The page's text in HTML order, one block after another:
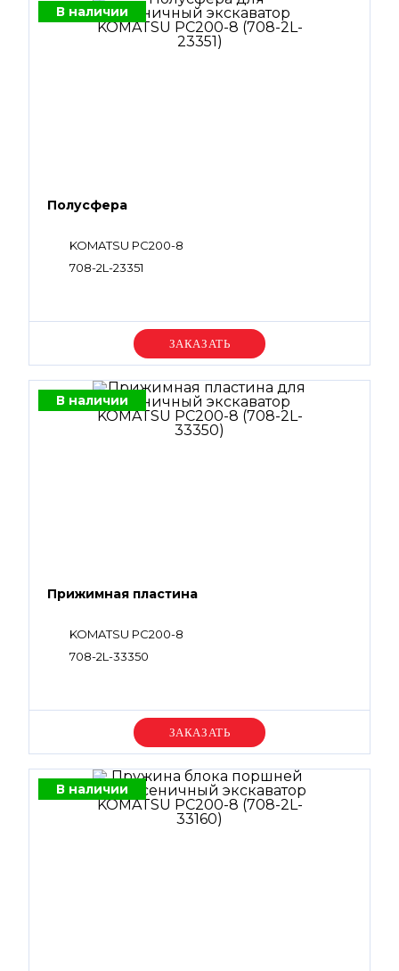
В наличии
Полусфера
KOMATSU PC200-8
708-2L-23351
Уточняйте цену
В наличии
Прижимная пластина
KOMATSU PC200-8
708-2L-33350
Уточняйте цену
В наличии